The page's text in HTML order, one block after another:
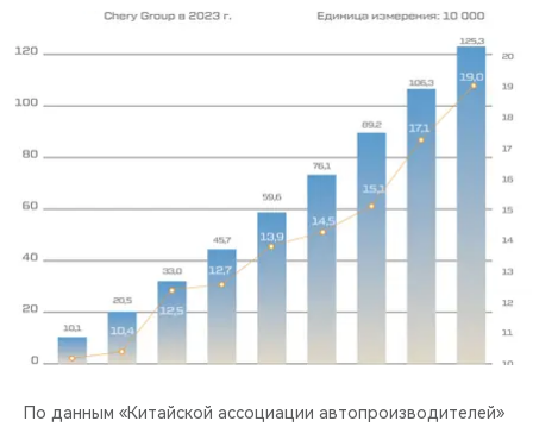
По данным «Китайской ассоциации автопроизводителей»